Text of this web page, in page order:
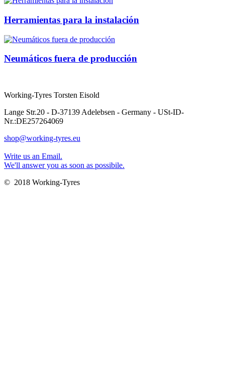
Herramientas para la instalación
Neumáticos fuera de producción
Working-Tyres Torsten Eisold
Lange Str.20 - D-37139 Adelebsen - Germany - USt-ID-
Nr.:DE257264069
shop@working-tyres.eu
Write us an Email.
We'll answer you as soon as possibile.
© 2018 Working-Tyres